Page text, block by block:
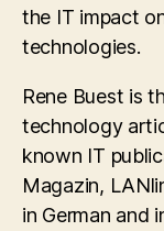
the IT impact
technologies.
Rene Buest is
technology
known IT
Magazin,
in German and